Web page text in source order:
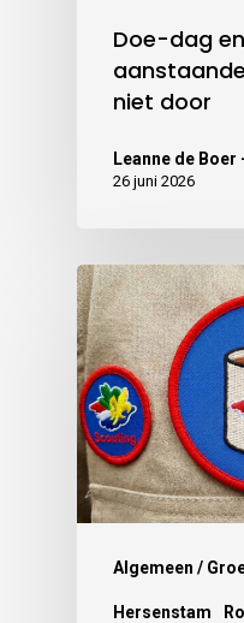
Doe-dag
niet door
Leanne de Boer
26 juni 2026
Algemeen /
Hersenstam